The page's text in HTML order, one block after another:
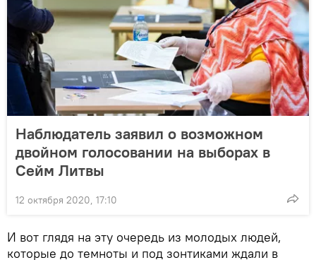
Наблюдатель заявил о возможном
двойном голосовании на выборах в
Сейм Литвы
12 октября 2020, 17:10
И вот глядя на эту очередь из молодых людей,
которые до темноты и под зонтиками ждали в